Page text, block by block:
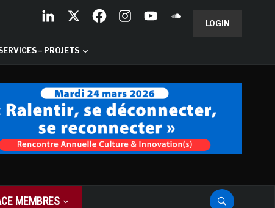
LOGIN
– PROJETS
MEMBRES